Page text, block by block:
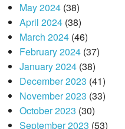
May 2024(38)
April 2024(38)
March 2024(46)
February 2024(37)
January 2024(38)
December 2023 (41)
November 2023 (33)
October 2023 (30)
September 2023 (53)